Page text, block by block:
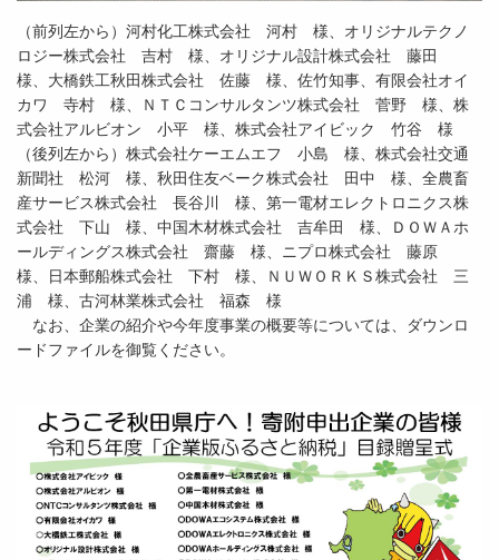
（前列左から）河村化工株式会社 河村 様、オリジナルテクノ
ロジー株式会社 吉村 様、オリジナル設計株式会社 藤田
様、大橋鉄工秋田株式会社 佐藤 様、佐竹知事、有限会社オイ
カワ 寺村 様、ＮＴＣコンサルタンツ株式会社 菅野 様、株
式会社アルビオン 小平 様、株式会社アイビック 竹谷 様
（後列左から）株式会社ケーエムエフ 小島 様、株式会社交通
新聞社 松河 様、秋田住友ベーク株式会社 田中 様、全農畜
産サービス株式会社 長谷川 様、第一電材エレクトロニクス株
式会社 下山 様、中国木材株式会社 吉牟田 様、ＤＯＷＡホ
ールディングス株式会社 齋藤 様、ニプロ株式会社 藤原
様、日本郵船株式会社 下村 様、ＮＵＷＯＲＫＳ株式会社 三
浦 様、古河林業株式会社 福森 様
なお、企業の紹介や今年度事業の概要等については、ダウンロ
ードファイルを御覧ください。